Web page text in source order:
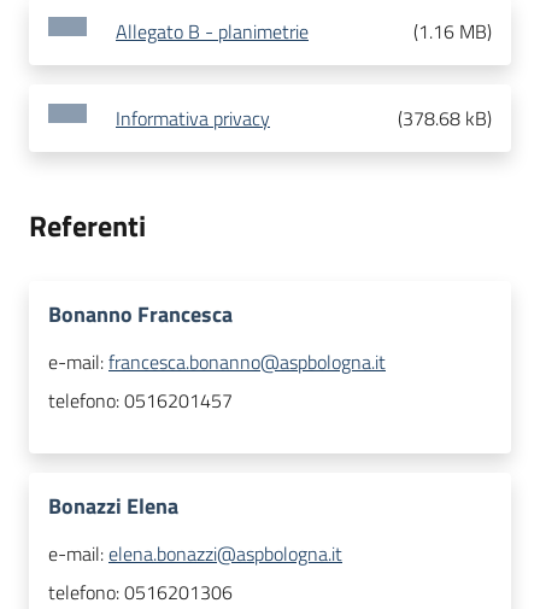
Allegato B - planimetrie (1.16 MB)
Informativa privacy (378.68 kB)
Referenti
Bonanno Francesca
e-mail:francesca.bonanno@aspbologna.it
telefono:0516201457
Bonazzi Elena
e-mail:elena.bonazzi@aspbologna.it
telefono:0516201306